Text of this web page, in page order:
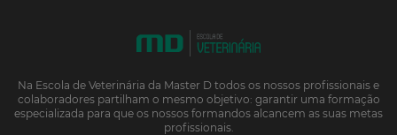
Na Escola de Veterinária da Master D todos os nossos profissionais e
colaboradores partilham o mesmo objetivo: garantir uma formação
especializada para que os nossos formandos alcancem as suas metas
profissionais.